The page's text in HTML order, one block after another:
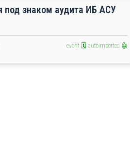
под знаком аудита ИБ АСУ
event 🗓️ autoimported 🤖